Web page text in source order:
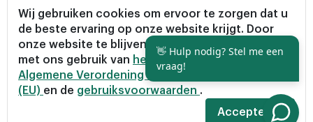
Wij gebruiken cookies om ervoor te zorgen dat u
de beste ervaring op onze website krijgt. Door
onze website te blijven gebruiken, gaat u akkoord
met ons gebruik van het privacybeleid
Algemene Verordening Gegevensbescherming
(EU) en de gebruiksvoorwaarden .
Accepteren
Enquete © 2026, All rights reserved.
PrivacybeleidAlgemene Voorwaarden
AVG (Algemene Verordening
Gegevensbescherming)
👋 Hulp nodig? Stel me een
vraag!